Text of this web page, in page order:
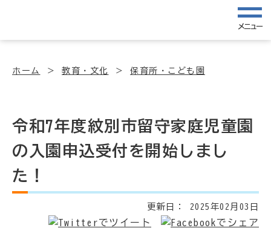
メニュー
ホーム 教育・文化 保育所・こども園
令和7年度紋別市留守家庭児童園
の入園申込受付を開始しまし
た！
更新日： 2025年02月03日